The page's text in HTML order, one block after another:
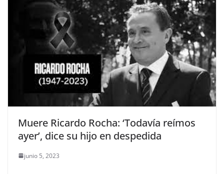
Muere Ricardo Rocha: ‘Todavía reímos
ayer’, dice su hijo en despedida
junio 5, 2023